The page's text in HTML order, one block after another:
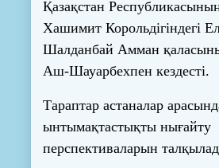
Қазақстан
Хашимит Корольдігіндегі
Шалданбай Амман
Аш-Шауарбехпен кездесті.
Тараптар астаналар
ынтымақтастықты нығайту
перспективаларын